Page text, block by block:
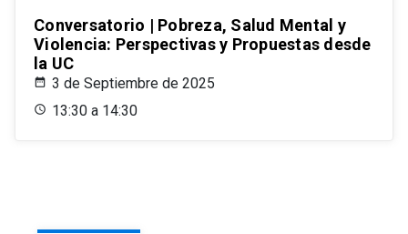
Conversatorio | Pobreza, Salud Mental y
Violencia: Perspectivas y Propuestas desde
la UC
3 de Septiembre de 2025
13:30 a 14:30